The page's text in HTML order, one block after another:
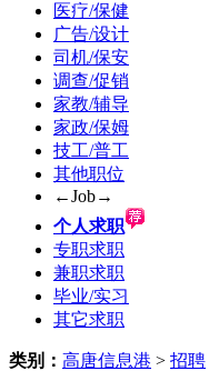
医疗/保健
广告/设计
司机/保安
调查/促销
家教/辅导
家政/保姆
技工/普工
其他职位
←Job→
个人求职
专职求职
兼职求职
毕业/实习
其它求职
类别： 高唐信息港 > 招聘